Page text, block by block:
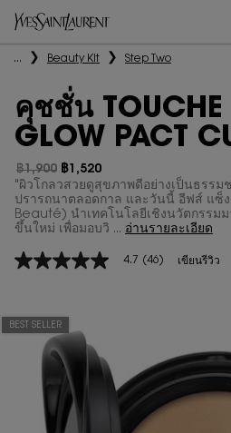
เนื้อหาหลัก
... Beauty Kit Step Two
คุชชั่น TOUCHE
GLOW PACT
ราคาเก่า
฿1,900
ราคาใหม่
฿1,520
"ผิวโกลวสวยดูสุขภาพดีอย่างเป็นธรรม
ปรารถนาตลอดกาล และวันนี้ อีฟส์ แซ็ง
Beauté) นำเทคโนโลยีเชิงนวัตกรรม
ขึ้นใหม่ เพื่อมอบวิ ... อ่านรายละเอียด
4.7
ค่า
คะแนน
เฉลี่ย
Reviews.
4.7 (46) เขียนรีวิว
BEST SELLER